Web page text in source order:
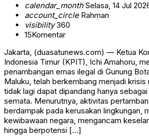
calendar_monthSelasa, 14 Jul
account_circleRahman
visibility360
15Komentar
Jakarta, (duasatunews.com) — Ketua
Indonesia Timur (KPIT), Ichi Amahoru,
penambangan emas ilegal di Gunung
Maluku, telah berkembang menjadi krisis
tidak lagi dapat dipandang hanya
semata. Menurutnya, aktivitas
berdampak pada kerusakan lingkungan,
kewibawaan negara, mengancam
hingga berpotensi […]